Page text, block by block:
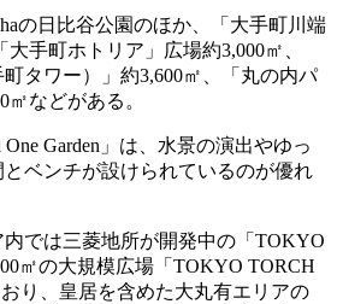
の日比谷公園のほか、「大手町川端
手町ホトリア」広場約3,000㎡、
町タワー）」約3,600㎡、「丸の内パ
㎡などがある。
Garden」は、水景の演出やゆっ
ベンチが設けられているのが優れ
では三菱地所が開発中の「TOKYO
㎡の大規模広場「TOKYO TORCH
り、皇居を含めた大丸有エリアの